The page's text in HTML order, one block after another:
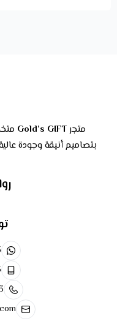
متجرGold’s GIFT
بتصاميم أنيقة وجودة